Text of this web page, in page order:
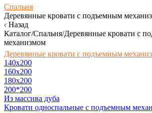
Спальня
Деревянные кровати с подъемным
Назад
Каталог/Спальня/Деревянные кровати с
механизмом
Деревянные кровати с подъемным
140x200
160х200
180х200
200*200
Из массива дуба
Кровати односпальные с подъемным